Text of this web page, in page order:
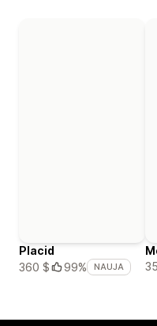
Placid
360 $
99% NAUJA